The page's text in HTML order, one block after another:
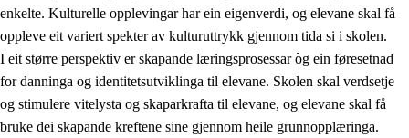
enkelte. Kulturelle opplevingar har ein eigenverdi, og elevane skal få
oppleve eit variert spekter av kulturuttrykk gjennom tida si i skolen.
I eit større perspektiv er skapande læringsprosessar òg ein føresetnad
for danninga og identitetsutviklinga til elevane. Skolen skal verdsetje
og stimulere vitelysta og skaparkrafta til elevane, og elevane skal få
bruke dei skapande kreftene sine gjennom heile grunnopplæringa.